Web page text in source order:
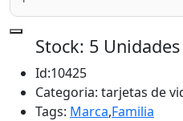
Stock: 5 Unidades
Id:10425
Categoria: tarjetas de
Tags: Marca,Familia